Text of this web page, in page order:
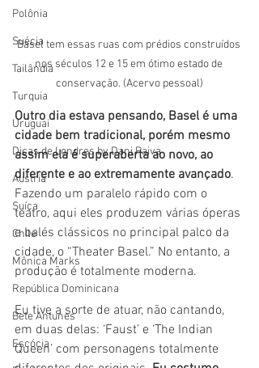
Polônia
Suécia
Tailândia
Turquia
Uruguai
Dicas de Londres by Dani Paiva
Áustria
Suíça
Chile
Mônica Marks
República Dominicana
Bete Antunes
Escócia
Basel tem essas ruas com prédios construídos
nos séculos 12 e 15 em ótimo estado de
conservação. (Acervo pessoal)
Outro dia estava pensando, Basel é uma
cidade bem tradicional, porém mesmo
assim ela é superaberta ao novo, ao
diferente e ao extremamente avançado.
Fazendo um paralelo rápido com o
teatro, aqui eles produzem várias óperas
e balés clássicos no principal palco da
cidade, o “Theater Basel.” No entanto, a
produção é totalmente moderna.
Eu tive a sorte de atuar, não cantando,
em duas delas: ‘Faust’ e ‘The Indian
Queen’ com personagens totalmente